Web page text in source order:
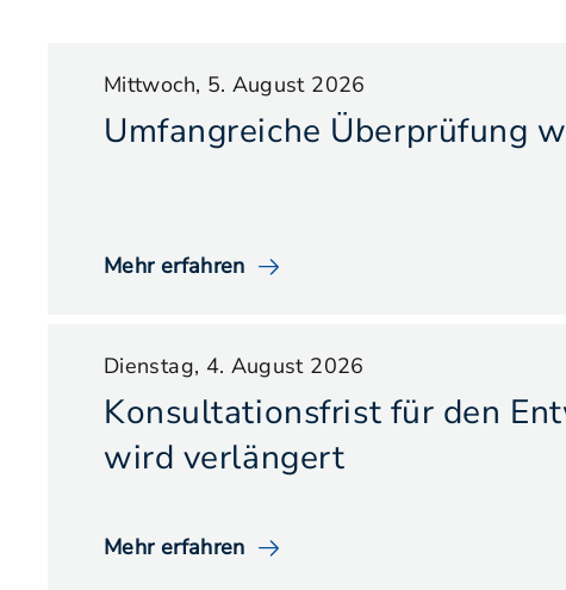
Mittwoch, 5. August 2026
Umfangreiche Überprüfung
Mehr erfahren
Dienstag, 4. August 2026
Konsultationsfrist für den
wird verlängert
Mehr erfahren